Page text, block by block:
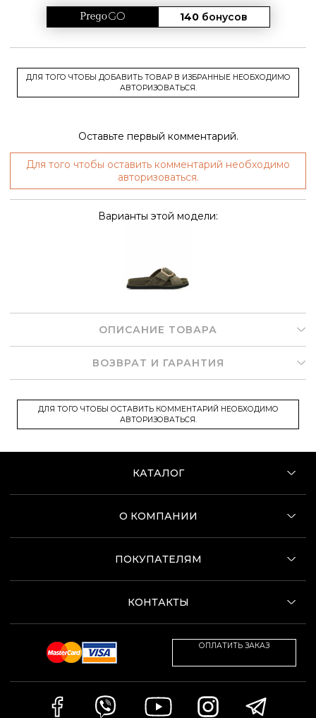
140 бонусов
ДЛЯ ТОГО ЧТОБЫ ДОБАВИТЬ ТОВАР В ИЗБРАННЫЕ НЕОБХОДИМО
АВТОРИЗОВАТЬСЯ.
Оставьте первый комментарий.
Для того чтобы оставить комментарий необходимо
авторизоваться.
Варианты этой модели:
ОПИСАНИЕ ТОВАРА
ВОЗВРАТ И ГАРАНТИЯ
ДЛЯ ТОГО ЧТОБЫ ОСТАВИТЬ КОММЕНТАРИЙ НЕОБХОДИМО
АВТОРИЗОВАТЬСЯ.
КАТАЛОГ
О КОМПАНИИ
ПОКУПАТЕЛЯМ
КОНТАКТЫ
ОПЛАТИТЬ ЗАКАЗ